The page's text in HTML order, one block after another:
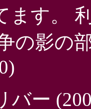
ます。
の影の
バー